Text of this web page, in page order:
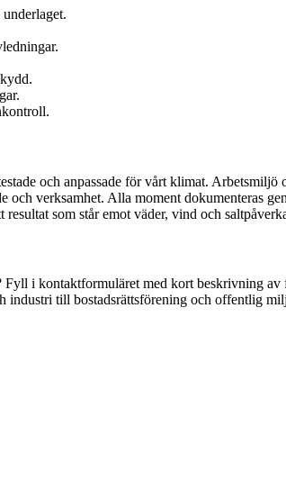
och anpassade för vårt klimat.
verksamhet. Alla moment dokumenteras
som står emot väder, vind och
i kontaktformuläret med kort beskrivning av
till bostadsrättsförening och offentlig